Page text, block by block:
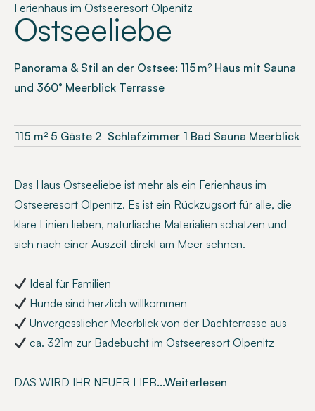
Ferienhaus im Ostseeresort Olpenitz
Ostseeliebe
Panorama & Stil an der Ostsee: 115 m² Haus mit Sauna
und 360° Meerblick Terrasse
115 m² 5 Gäste 2 Schlafzimmer 1 Bad Sauna Meerblick
Das Haus Ostseeliebe ist mehr als ein Ferienhaus im
Ostseeresort Olpenitz. Es ist ein Rückzugsort für alle, die
klare Linien lieben, natürliache Materialien schätzen und
sich nach einer Auszeit direkt am Meer sehnen.
Ideal für Familien
Hunde sind herzlich willkommen
Unvergesslicher Meerblick von der Dachterrasse aus
ca. 321m zur Badebucht im Ostseeresort Olpenitz
DAS WIRD IHR NEUER LIEB...Weiterlesen